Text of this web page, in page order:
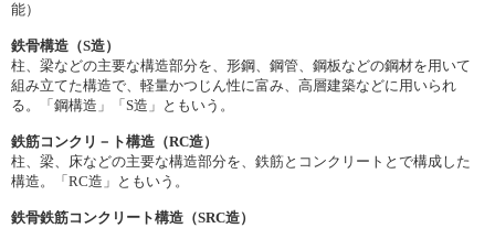
能）
鉄骨構造（S造）
柱、梁などの主要な構造部分を、形鋼、鋼管、鋼板などの鋼材を用いて
組み立てた構造で、軽量かつじん性に富み、高層建築などに用いられ
る。「鋼構造」「S造」ともいう。
鉄筋コンクリ－ト構造（RC造）
柱、梁、床などの主要な構造部分を、鉄筋とコンクリートとで構成した
構造。「RC造」ともいう。
鉄骨鉄筋コンクリート構造（SRC造）